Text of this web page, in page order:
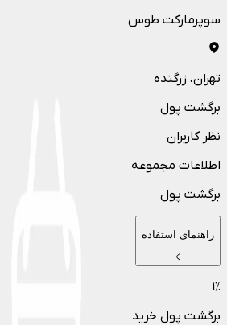
سوپرمارکت طوس
تهران، زرگنده
برگشت پول
نظر کاربران
اطلاعات مجموعه
برگشت پول
راهنمای استفاده
1٪
برگشت پول خرید